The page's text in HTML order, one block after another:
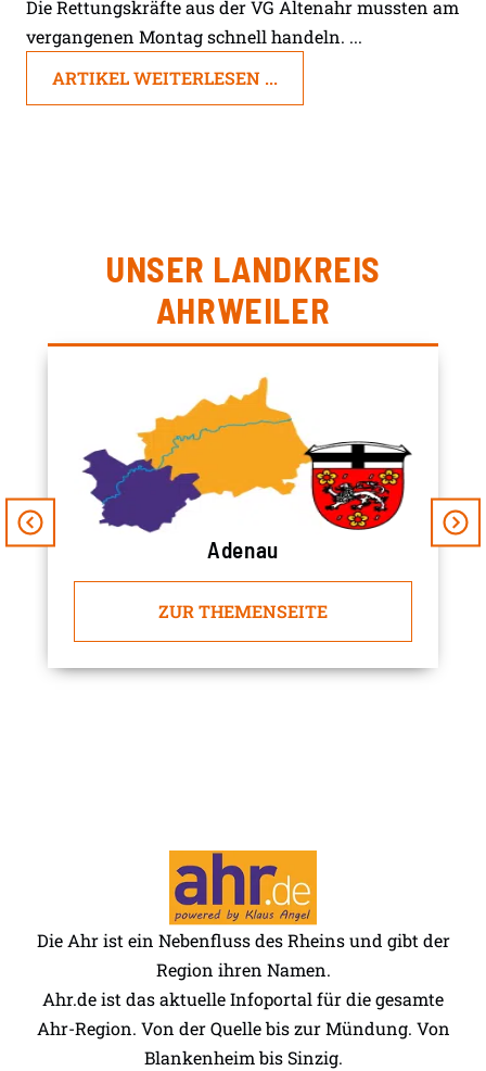
Die Rettungskräfte aus der VG Altenahr mussten am
vergangenen Montag schnell handeln. ...
ARTIKEL WEITERLESEN ...
UNSER LANDKREIS
AHRWEILER
Adenau
ZUR THEMENSEITE
Die Ahr ist ein Nebenfluss des Rheins und gibt der
Region ihren Namen.
Ahr.de ist das aktuelle Infoportal für die gesamte
Ahr-Region. Von der Quelle bis zur Mündung. Von
Blankenheim bis Sinzig.